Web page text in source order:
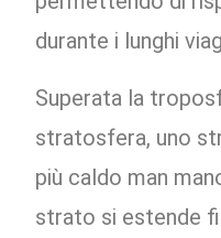
durante i lunghi
Superata la
stratosfera, uno
più caldo man
strato si estende